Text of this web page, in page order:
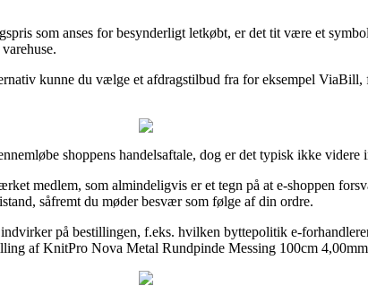
som anses for besynderligt letkøbt, er det tit være et
kunne du vælge et afdragstilbud fra for eksempel
shoppens handelsaftale, dog er det typisk ikke videre
medlem, som almindeligvis er et tegn på at e-shoppen
såfremt du møder besvær som følge af din ordre.
på bestillingen, f.eks. hvilken byttepolitik e-
af KnitPro Nova Metal Rundpinde Messing 100cm